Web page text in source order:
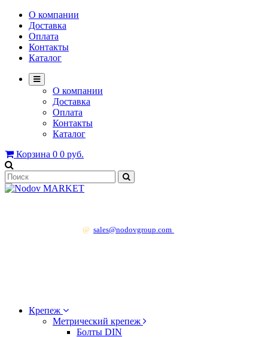
О компании
Доставка
Оплата
Контакты
Каталог
О компании
Доставка
Оплата
Контакты
Каталог
Корзина 0 0 руб.
@ sales@nodovgroup.com
Крепеж
Метрический крепеж
Болты DIN